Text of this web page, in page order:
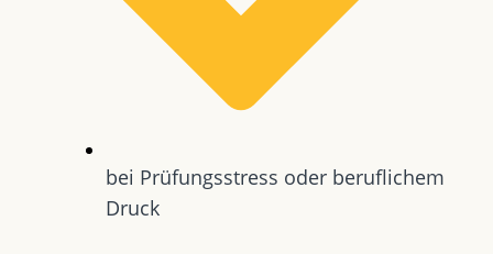
bei Prüfungsstress oder beruflichem
Druck